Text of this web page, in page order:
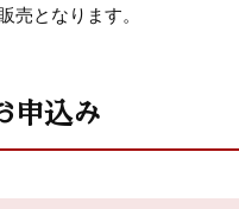
売となります。
申込み